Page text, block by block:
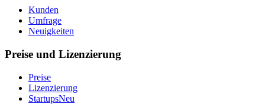
Kunden
Umfrage
Neuigkeiten
Preise und Lizenzierung
Preise
Lizenzierung
StartupsNeu